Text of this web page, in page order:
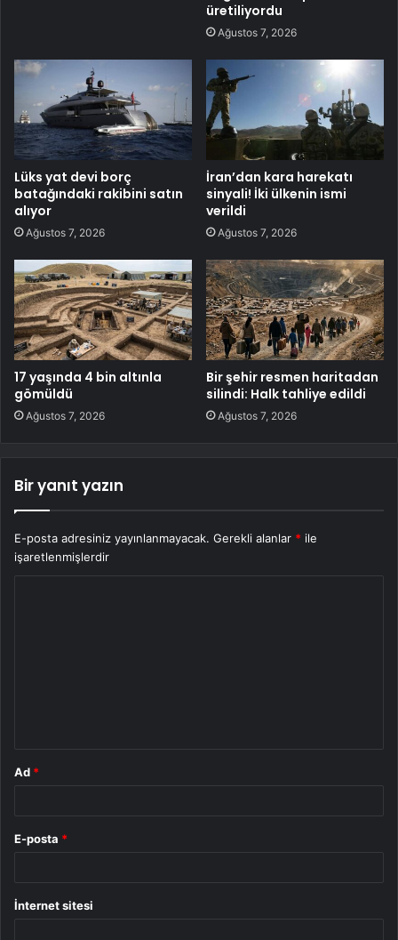
üretiliyordu
Ağustos 7, 2026
Lüks yat devi borç
batağındaki rakibini satın
alıyor
Ağustos 7, 2026
İran’dan kara harekatı
sinyali! İki ülkenin ismi
verildi
Ağustos 7, 2026
17 yaşında 4 bin altınla
gömüldü
Ağustos 7, 2026
Bir şehir resmen haritadan
silindi: Halk tahliye edildi
Ağustos 7, 2026
Bir yanıt yazın
E-posta adresiniz yayınlanmayacak. Gerekli alanlar * ile
işaretlenmişlerdir
Ad *
E-posta *
İnternet sitesi